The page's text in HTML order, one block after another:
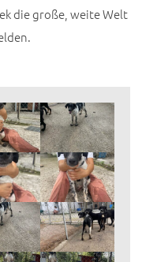
die große, weite Welt